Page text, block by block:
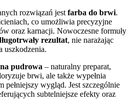
rozwiązań jest farba do brwi.
co umożliwia precyzyjne
oraz karnacji. Nowoczesne formuły
rezultat, nie narażając
uszkodzenia.
pudrowa – naturalny preparat,
brwi, ale także wypełnia
pełniejszy wygląd. Jest szczególnie
subtelniejsze efekty oraz